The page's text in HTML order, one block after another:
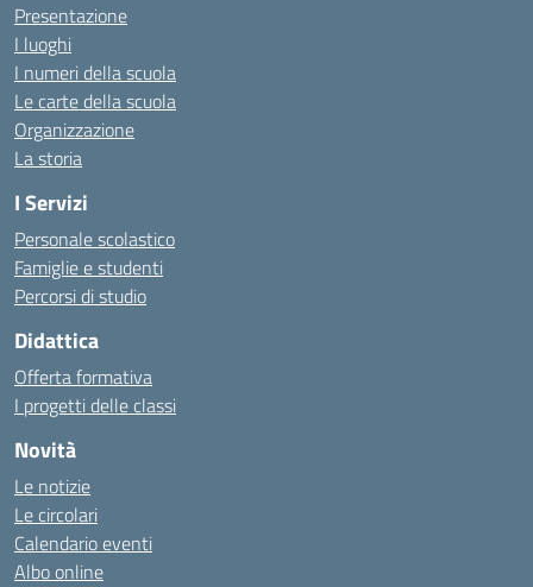
Presentazione
I luoghi
I numeri della scuola
Le carte della scuola
Organizzazione
La storia
I Servizi
Personale scolastico
Famiglie e studenti
Percorsi di studio
Didattica
Offerta formativa
I progetti delle classi
Novità
Le notizie
Le circolari
Calendario eventi
Albo online